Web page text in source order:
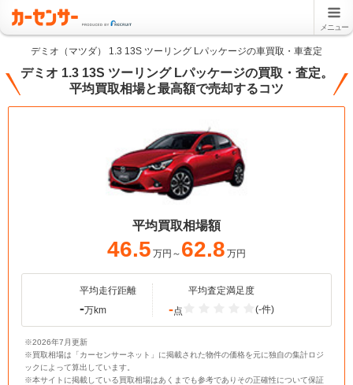
メニュー
デミオ（マツダ） 1.3 13S ツーリング Lパッケージの車買取・車査定
デミオ 1.3 13S ツーリング Lパッケージの買取・査定。
平均買取相場と最高額で売却するコツ
平均買取相場額
46.5 万円～ 62.8 万円
平均走行距離
-万km
平均査定満足度
-点 (-件)
※2026年7月更新
※買取相場は「カーセンサーネット」に掲載された物件の価格を元に独自の集計ロジ
ックによって算出しています。
※本サイトに掲載している買取相場はあくまでも参考でありその正確性について保証